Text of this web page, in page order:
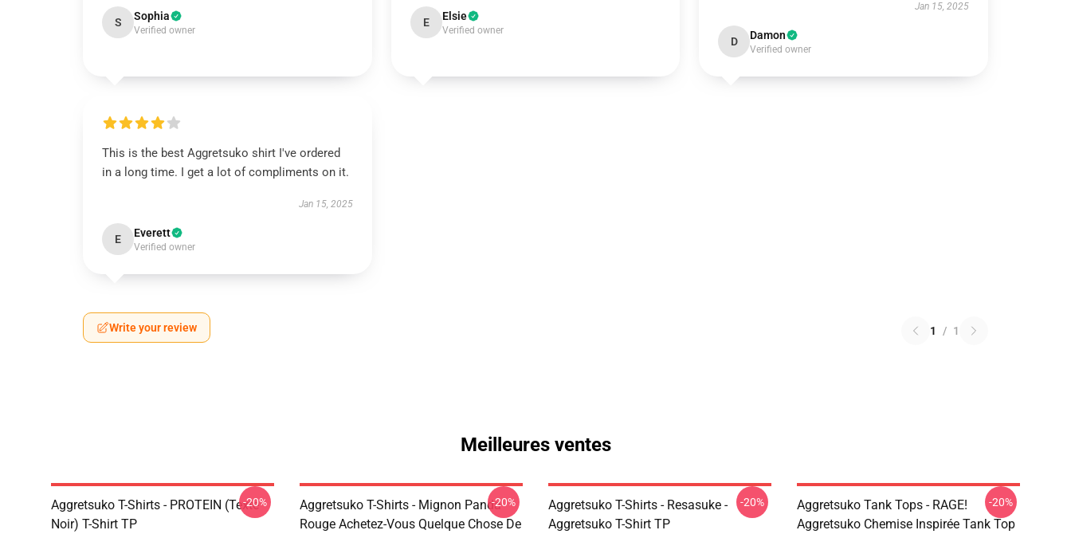
S Sophia
Verified owner
E Elsie
Verified owner
Jan 15, 2025
D Damon
Verified owner
This is the best Aggretsuko shirt I've ordered
in a long time. I get a lot of compliments on it.
Jan 15, 2025
E Everett
Verified owner
Write your review 1 / 1
Meilleures ventes
Aggretsuko T-Shirts - PROTEIN (texte
Noir) T-Shirt TP
-20%
Aggretsuko T-Shirts - Mignon Panda
Rouge Achetez-Vous Quelque Chose De
-20%
Aggretsuko T-Shirts - Resasuke -
Aggretsuko T-Shirt TP
-20%
Aggretsuko Tank Tops - RAGE!
Aggretsuko Chemise Inspirée Tank Top
-20%